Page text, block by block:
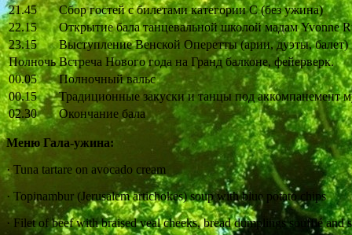
21.45
Сбор гостей с билетами категории C (без ужина)
22.15
Открытие бала танцевальной школой мадам Yvonne
23.15
Выступление Венской Оперетты (арии, дуэты, балет)
Полночь Встреча Нового года на Гранд балконе, фейерверк.
00.05
Полночный вальс
00.15
Традиционные закуски и танцы под аккомпанемент
02.30
Окончание бала
Меню Гала-ужина:
· Tuna tartare on avocado cream
· Topinambur (Jerusalem artichokes) soup with blue potato chips
· Filet of beef with braised veal cheeks, bread dumplings soufflé and